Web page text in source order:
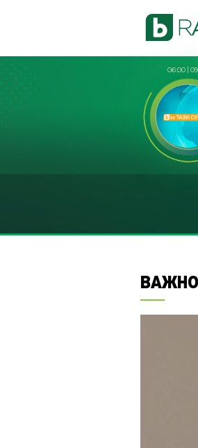
06:00